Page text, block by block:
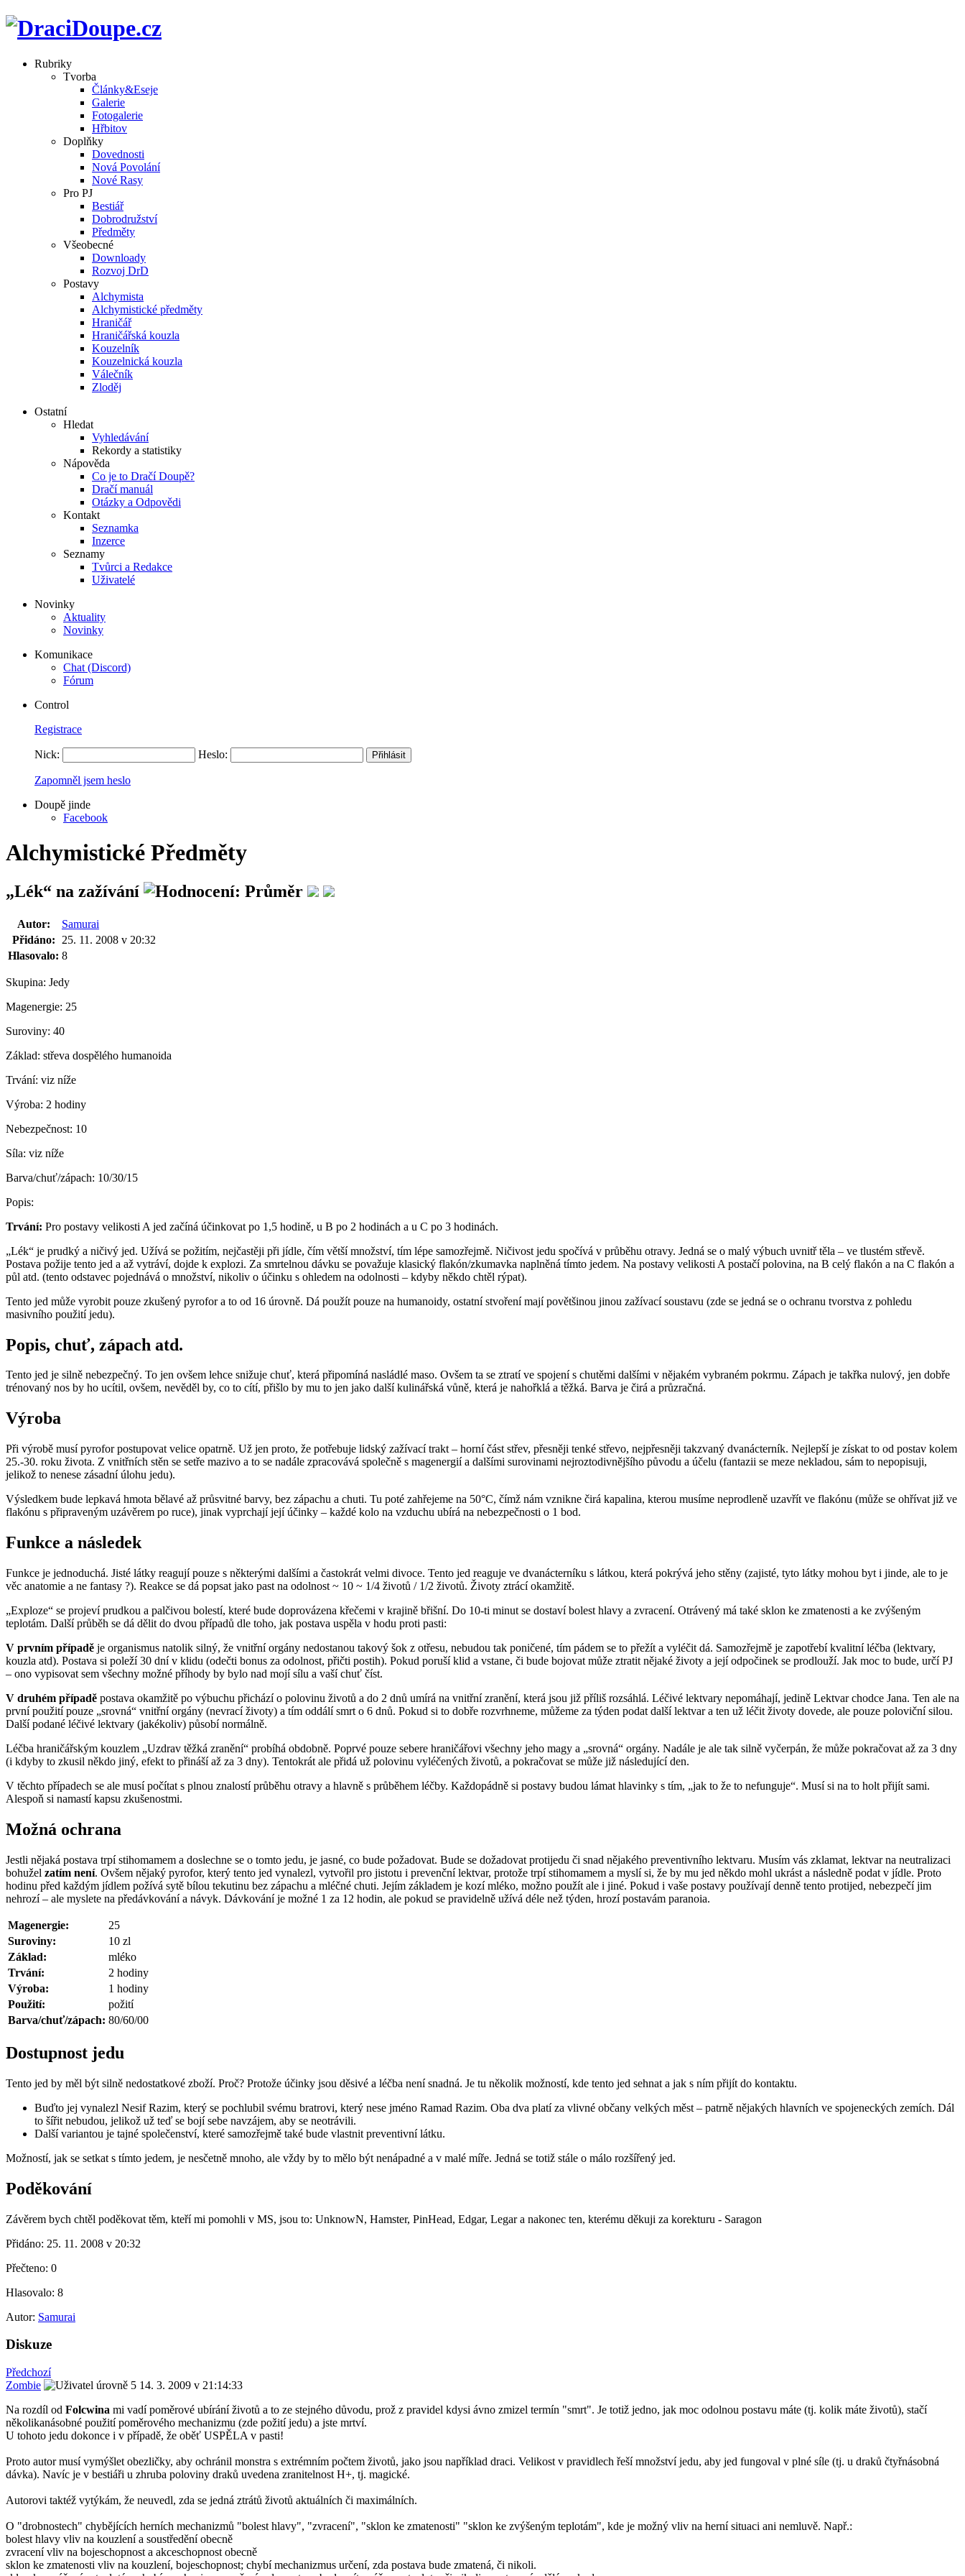
Rubriky
Tvorba
Články&Eseje
Galerie
Fotogalerie
Hřbitov
Doplňky
Dovednosti
Nová Povolání
Nové Rasy
Pro PJ
Bestiář
Dobrodružství
Předměty
Všeobecné
Downloady
Rozvoj DrD
Postavy
Alchymista
Alchymistické předměty
Hraničář
Hraničářská kouzla
Kouzelník
Kouzelnická kouzla
Válečník
Zloděj
Ostatní
Hledat
Vyhledávání
Rekordy a statistiky
Nápověda
Co je to Dračí Doupě?
Dračí manuál
Otázky a Odpovědi
Kontakt
Seznamka
Inzerce
Seznamy
Tvůrci a Redakce
Uživatelé
Novinky
Aktuality
Novinky
Komunikace
Chat (Discord)
Fórum
Control
Registrace
Nick: Heslo:
Zapomněl jsem heslo
Doupě jinde
Facebook
Alchymistické Předměty
„Lék“ na zažívání
Autor:
Samurai
Přidáno:
25. 11. 2008 v 20:32
Hlasovalo: 8
Skupina: Jedy
Magenergie: 25
Suroviny: 40
Základ: střeva dospělého humanoida
Trvání: viz níže
Výroba: 2 hodiny
Nebezpečnost: 10
Síla: viz níže
Barva/chuť/zápach: 10/30/15
Popis:
Trvání: Pro postavy velikosti A jed začíná účinkovat po 1,5 hodině, u B po 2 hodinách a u C po 3 hodinách.
„Lék“ je prudký a ničivý jed. Užívá se požitím, nejčastěji při jídle, čím větší množství, tím lépe samozřejmě. Ničivost jedu spočívá v průběhu otravy. Jedná se o malý výbuch uvnitř těla – ve tlustém střevě.
Postava požije tento jed a až vytráví, dojde k explozi. Za smrtelnou dávku se považuje klasický flakón/zkumavka naplněná tímto jedem. Na postavy velikosti A postačí polovina, na B celý flakón a na C flakón a
půl atd. (tento odstavec pojednává o množství, nikoliv o účinku s ohledem na odolnosti – kdyby někdo chtěl rýpat).
Tento jed může vyrobit pouze zkušený pyrofor a to od 16 úrovně. Dá použít pouze na humanoidy, ostatní stvoření mají povětšinou jinou zažívací soustavu (zde se jedná se o ochranu tvorstva z pohledu
masivního použití jedu).
Popis, chuť, zápach atd.
Tento jed je silně nebezpečný. To jen ovšem lehce snižuje chuť, která připomíná nasládlé maso. Ovšem ta se ztratí ve spojení s chutěmi dalšími v nějakém vybraném pokrmu. Zápach je takřka nulový, jen dobře
trénovaný nos by ho ucítil, ovšem, nevěděl by, co to cítí, přišlo by mu to jen jako další kulinářská vůně, která je nahořklá a těžká. Barva je čirá a průzračná.
Výroba
Při výrobě musí pyrofor postupovat velice opatrně. Už jen proto, že potřebuje lidský zažívací trakt – horní část střev, přesněji tenké střevo, nejpřesněji takzvaný dvanácterník. Nejlepší je získat to od postav kolem
25.-30. roku života. Z vnitřních stěn se setře mazivo a to se nadále zpracovává společně s magenergií a dalšími surovinami nejroztodivnějšího původu a účelu (fantazii se meze nekladou, sám to nepopisuji,
jelikož to nenese zásadní úlohu jedu).
Výsledkem bude lepkavá hmota bělavé až průsvitné barvy, bez zápachu a chuti. Tu poté zahřejeme na 50°C, čímž nám vznikne čirá kapalina, kterou musíme neprodleně uzavřít ve flakónu (může se ohřívat již ve
flakónu s připraveným uzávěrem po ruce), jinak vyprchají její účinky – každé kolo na vzduchu ubírá na nebezpečnosti o 1 bod.
Funkce a následek
Funkce je jednoduchá. Jisté látky reagují pouze s některými dalšími a častokrát velmi divoce. Tento jed reaguje ve dvanácterníku s látkou, která pokrývá jeho stěny (zajisté, tyto látky mohou byt i jinde, ale to je
věc anatomie a ne fantasy ?). Reakce se dá popsat jako past na odolnost ~ 10 ~ 1/4 životů / 1/2 životů. Životy ztrácí okamžitě.
„Exploze“ se projeví prudkou a palčivou bolestí, které bude doprovázena křečemi v krajině břišní. Do 10-ti minut se dostaví bolest hlavy a zvracení. Otrávený má také sklon ke zmatenosti a ke zvýšeným
teplotám. Další průběh se dá dělit do dvou případů dle toho, jak postava uspěla v hodu proti pasti:
V prvním případě je organismus natolik silný, že vnitřní orgány nedostanou takový šok z otřesu, nebudou tak poničené, tím pádem se to přežít a vyléčit dá. Samozřejmě je zapotřebí kvalitní léčba (lektvary,
kouzla atd). Postava si poleží 30 dní v klidu (odečti bonus za odolnost, přičti postih). Pokud poruší klid a vstane, či bude bojovat může ztratit nějaké životy a její odpočinek se prodlouží. Jak moc to bude, určí PJ
– ono vypisovat sem všechny možné příhody by bylo nad mojí sílu a vaší chuť číst.
V druhém případě postava okamžitě po výbuchu přichází o polovinu životů a do 2 dnů umírá na vnitřní zranění, která jsou již příliš rozsáhlá. Léčivé lektvary nepomáhají, jedině Lektvar chodce Jana. Ten ale na
první použití pouze „srovná“ vnitřní orgány (nevrací životy) a tím oddálí smrt o 6 dnů. Pokud si to dobře rozvrhneme, můžeme za týden podat další lektvar a ten už léčit životy dovede, ale pouze poloviční silou.
Další podané léčivé lektvary (jakékoliv) působí normálně.
Léčba hraničářským kouzlem „Uzdrav těžká zranění“ probíhá obdobně. Poprvé pouze sebere hraničářovi všechny jeho magy a „srovná“ orgány. Nadále je ale tak silně vyčerpán, že může pokračovat až za 3 dny
(i kdyby to zkusil někdo jiný, efekt to přináší až za 3 dny). Tentokrát ale přidá už polovinu vyléčených životů, a pokračovat se může již následující den.
V těchto případech se ale musí počítat s plnou znalostí průběhu otravy a hlavně s průběhem léčby. Každopádně si postavy budou lámat hlavinky s tím, „jak to že to nefunguje“. Musí si na to holt přijít sami.
Alespoň si namastí kapsu zkušenostmi.
Možná ochrana
Jestli nějaká postava trpí stihomamem a doslechne se o tomto jedu, je jasné, co bude požadovat. Bude se dožadovat protijedu či snad nějakého preventivního lektvaru. Musím vás zklamat, lektvar na neutralizaci
bohužel zatím není. Ovšem nějaký pyrofor, který tento jed vynalezl, vytvořil pro jistotu i prevenční lektvar, protože trpí stihomamem a myslí si, že by mu jed někdo mohl ukrást a následně podat v jídle. Proto
hodinu před každým jídlem požívá sytě bílou tekutinu bez zápachu a mléčné chuti. Jejím základem je kozí mléko, možno použít ale i jiné. Pokud i vaše postavy používají denně tento protijed, nebezpečí jim
nehrozí – ale myslete na předávkování a návyk. Dávkování je možné 1 za 12 hodin, ale pokud se pravidelně užívá déle než týden, hrozí postavám paranoia.
Magenergie:
25
Suroviny:
10 zl
Základ:
mléko
Trvání:
2 hodiny
Výroba:
1 hodiny
Použití:
požití
Barva/chuť/zápach: 80/60/00
Dostupnost jedu
Tento jed by měl být silně nedostatkové zboží. Proč? Protože účinky jsou děsivé a léčba není snadná. Je tu několik možností, kde tento jed sehnat a jak s ním přijít do kontaktu.
Buďto jej vynalezl Nesif Razim, který se pochlubil svému bratrovi, který nese jméno Ramad Razim. Oba dva platí za vlivné občany velkých měst – patrně nějakých hlavních ve spojeneckých zemích. Dál
to šířit nebudou, jelikož už teď se bojí sebe navzájem, aby se neotrávili.
Další variantou je tajné společenství, které samozřejmě také bude vlastnit preventivní látku.
Možností, jak se setkat s tímto jedem, je nesčetně mnoho, ale vždy by to mělo být nenápadné a v malé míře. Jedná se totiž stále o málo rozšířený jed.
Poděkování
Závěrem bych chtěl poděkovat těm, kteří mi pomohli v MS, jsou to: UnknowN, Hamster, PinHead, Edgar, Legar a nakonec ten, kterému děkuji za korekturu - Saragon
Přidáno: 25. 11. 2008 v 20:32
Přečteno: 0
Hlasovalo: 8
Autor: Samurai
Diskuze
Předchozí
Zombie
14. 3. 2009 v 21:14:33
Na rozdíl od Folcwina mi vadí poměrové ubírání životů a to ze stejného důvodu, prož z pravidel kdysi ávno zmizel termín "smrt". Je totiž jedno, jak moc odolnou postavu máte (tj. kolik máte životů), stačí
několikanásobné použití poměrového mechanizmu (zde požití jedu) a jste mrtví.
U tohoto jedu dokonce i v případě, že oběť USPĚLA v pasti!
Proto autor musí vymýšlet obezličky, aby ochránil monstra s extrémním počtem životů, jako jsou například draci. Velikost v pravidlech řeší množství jedu, aby jed fungoval v plné síle (tj. u draků čtyřnásobná
dávka). Navíc je v bestiáři u zhruba poloviny draků uvedena zranitelnost H+, tj. magické.
Autorovi taktéž vytýkám, že neuvedl, zda se jedná ztrátů životů aktuálních či maximálních.
O "drobnostech" chybějících herních mechanizmů "bolest hlavy", "zvracení", "sklon ke zmatenosti" "sklon ke zvýšeným teplotám", kde je možný vliv na herní situaci ani nemluvě. Např.:
bolest hlavy vliv na kouzlení a soustředění obecně
zvracení vliv na bojeschopnost a akceschopnost obecně
sklon ke zmatenosti vliv na kouzlení, bojeschopnost; chybí mechanizmus určení, zda postava bude zmatená, či nikoli.